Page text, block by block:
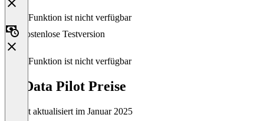
Diese Funktion ist nicht verfügbar
Kostenlose Testversion
Diese Funktion ist nicht verfügbar
AI Data Pilot Preise
Zuletzt aktualisiert im Januar 2025